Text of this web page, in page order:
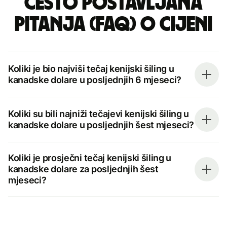
pitanja (FAQ) o cijeni
Koliki je bio najviši tečaj kenijski šiling u
kanadske dolare u posljednjih 6 mjeseci?
Koliki su bili najniži tečajevi kenijski šiling u
kanadske dolare u posljednjih šest mjeseci?
Koliki je prosječni tečaj kenijski šiling u
kanadske dolare za posljednjih šest
mjeseci?